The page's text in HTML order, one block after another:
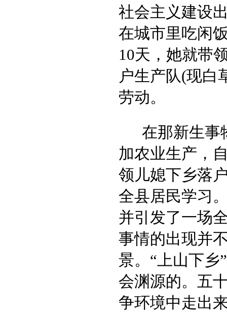
社会主义建设
在城市里吃闲
10天，她就带
户生产队(现白
劳动。
在那新生事
加农业生产，
领儿媳下乡落
全县居民学习
并引发了一场
事情的出现并
景。“上山下乡
会渊源的。五
争环境中走出